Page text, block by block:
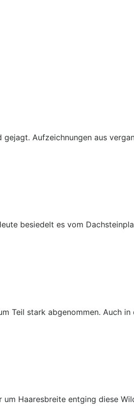
Aufzeichnungen aus
besiedelt es vom
Teil stark abgenommen. Auch in
um Haaresbreite entging diese